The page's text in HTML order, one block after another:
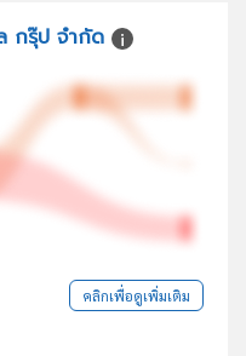
กรุ๊ป จำกัด
คลิกเพื่อดูเพิ่มเติม